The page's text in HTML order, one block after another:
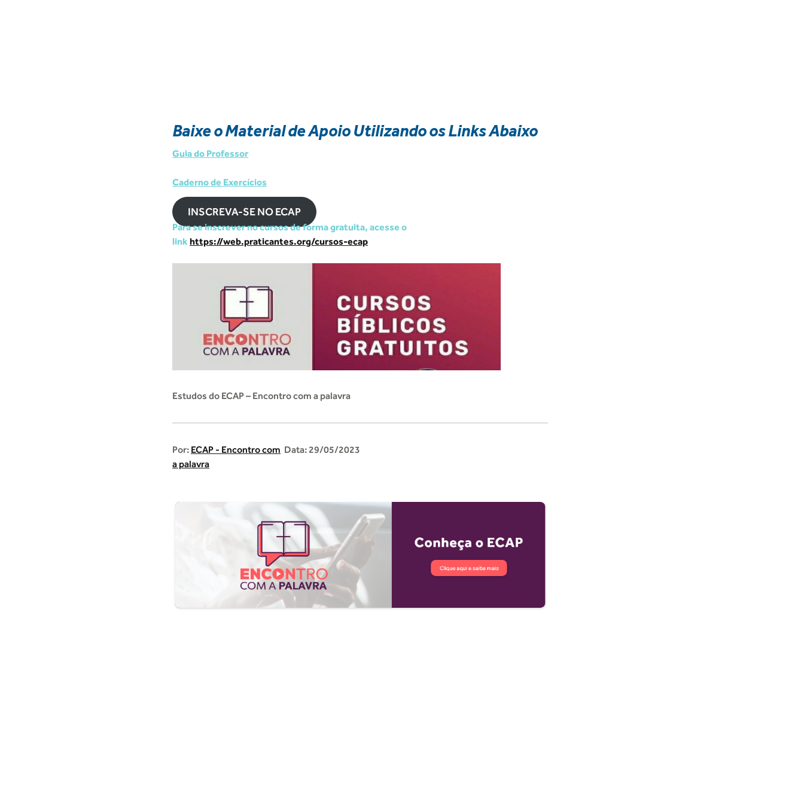
Baixe o Material de Apoio Utilizando os Links Abaixo
Guia do Professor
Caderno de Exercícios
INSCREVA-SE NO ECAP
Para se inscrever no cursos de forma gratuita, acesse o
link https://web.praticantes.org/cursos-ecap
Estudos do ECAP – Encontro com a palavra
Por: ECAP - Encontro com
a palavra
Data: 29/05/2023